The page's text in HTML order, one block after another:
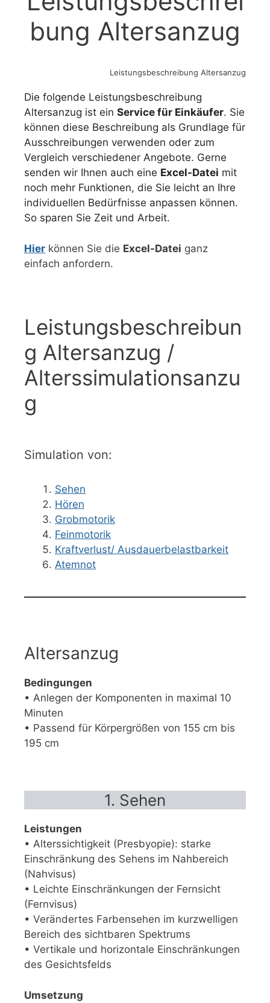
bung Altersanzug
Leistungsbeschreibung Altersanzug
Die folgende Leistungsbeschreibung
Altersanzug ist ein Service für Einkäufer. Sie
können diese Beschreibung als Grundlage für
Ausschreibungen verwenden oder zum
Vergleich verschiedener Angebote. Gerne
senden wir Ihnen auch eine Excel-Datei mit
noch mehr Funktionen, die Sie leicht an Ihre
individuellen Bedürfnisse anpassen können.
So sparen Sie Zeit und Arbeit.
Hier können Sie die Excel-Datei ganz
einfach anfordern.
Leistungsbeschreibun
g Altersanzug /
Alterssimulationsanzu
g
Simulation von:
Sehen
Hören
Grobmotorik
Feinmotorik
Kraftverlust/ Ausdauerbelastbarkeit
Atemnot
Altersanzug
Bedingungen
• Anlegen der Komponenten in maximal 10
Minuten
• Passend für Körpergrößen von 155 cm bis
195 cm
1. Sehen
Leistungen
• Alterssichtigkeit (Presbyopie): starke
Einschränkung des Sehens im Nahbereich
(Nahvisus)
• Leichte Einschränkungen der Fernsicht
(Fernvisus)
• Verändertes Farbensehen im kurzwelligen
Bereich des sichtbaren Spektrums
• Vertikale und horizontale Einschränkungen
des Gesichtsfelds
Umsetzung